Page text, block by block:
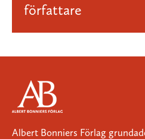
författare
Albert Bonniers Förlag